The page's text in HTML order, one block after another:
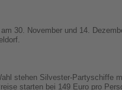
30. November und 14.
stehen Silvester-Partyschiffe
starten bei 149 Euro pro